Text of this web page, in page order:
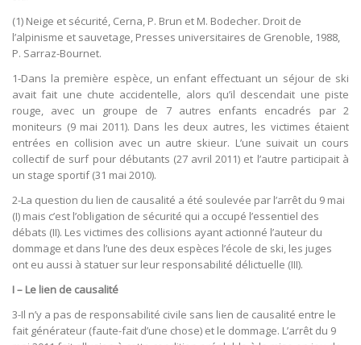
(1) Neige et sécurité, Cerna, P. Brun et M. Bodecher. Droit de
l’alpinisme et sauvetage, Presses universitaires de Grenoble, 1988,
P. Sarraz-Bournet.
1-Dans la première espèce, un enfant effectuant un séjour de ski
avait fait une chute accidentelle, alors qu’il descendait une piste
rouge, avec un groupe de 7 autres enfants encadrés par 2
moniteurs (9 mai 2011). Dans les deux autres, les victimes étaient
entrées en collision avec un autre skieur. L’une suivait un cours
collectif de surf pour débutants (27 avril 2011) et l’autre participait à
un stage sportif (31 mai 2010).
2-La question du lien de causalité a été soulevée par l’arrêt du 9 mai
(I) mais c’est l’obligation de sécurité qui a occupé l’essentiel des
débats (II). Les victimes des collisions ayant actionné l’auteur du
dommage et dans l’une des deux espèces l’école de ski, les juges
ont eu aussi à statuer sur leur responsabilité délictuelle (III).
I – Le lien de causalité
3-Il n’y a pas de responsabilité civile sans lien de causalité entre le
fait générateur (faute-fait d’une chose) et le dommage. L’arrêt du 9